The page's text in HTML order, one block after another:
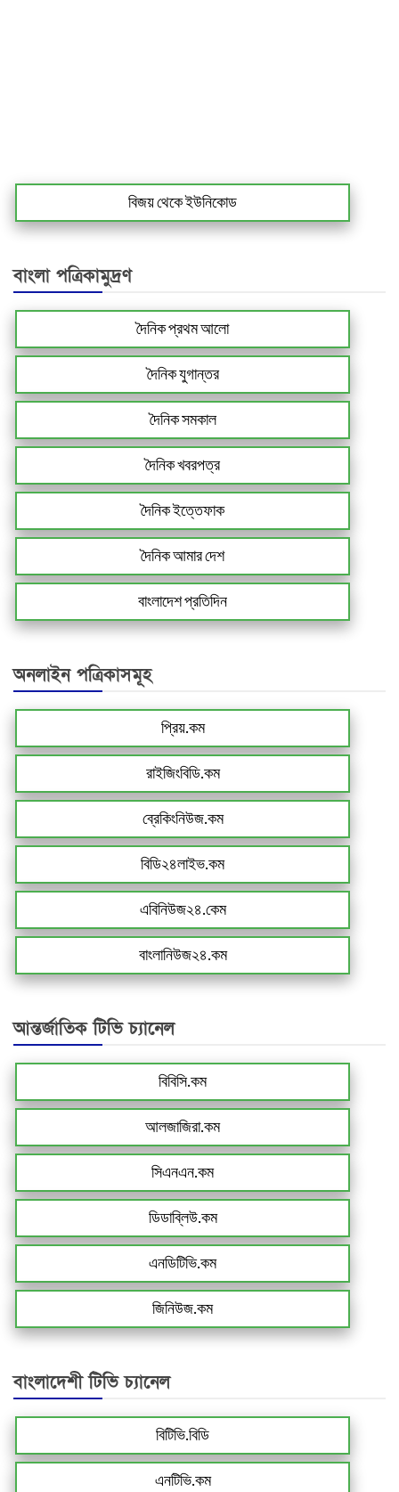
বিজয় থেকে ইউনিকোড
বাংলা পত্রিকামুদ্রণ
দৈনিক প্রথম আলো
দৈনিক যুগান্তর
দৈনিক সমকাল
দৈনিক খবরপত্র
দৈনিক ইত্তেফাক
দৈনিক আমার দেশ
বাংলাদেশ প্রতিদিন
অনলাইন পত্রিকাসমূহ
প্রিয়.কম
রাইজিংবিডি.কম
ব্রেকিংনিউজ.কম
বিডি২৪লাইভ.কম
এবিনিউজ২৪.কেম
বাংলানিউজ২৪.কম
আন্তর্জাতিক টিভি চ্যানেল
বিবিসি.কম
আলজাজিরা.কম
সিএনএন.কম
ডিডাব্লিউ.কম
এনডিটিভি.কম
জিনিউজ.কম
বাংলাদেশী টিভি চ্যানেল
বিটিভি.বিডি
এনটিভি.কম